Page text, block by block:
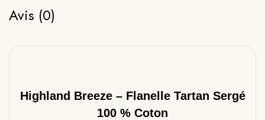
Avis (0)
Highland Breeze – Flanelle Tartan Sergé
100 % Coton